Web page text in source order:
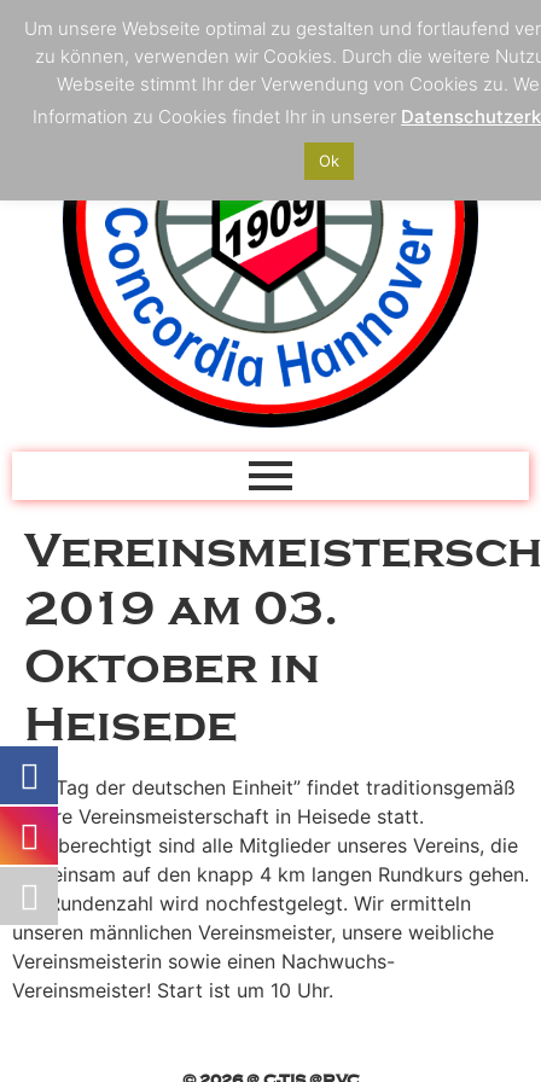
2019 am 03.
Oktober in
Heisede
Am “Tag der deutschen Einheit” findet traditionsgemäß
unsere Vereinsmeisterschaft in Heisede statt.
Startberechtigt sind alle Mitglieder unseres Vereins, die
gemeinsam auf den knapp 4 km langen Rundkurs gehen.
Die Rundenzahl wird nochfestgelegt. Wir ermitteln
unseren männlichen Vereinsmeister, unsere weibliche
Vereinsmeisterin sowie einen Nachwuchs-
Vereinsmeister! Start ist um 10 Uhr.
Um unsere Webseite optimal zu gestalten und fortlaufend
zu können, verwenden wir Cookies. Durch die weitere
Webseite stimmt Ihr der Verwendung von Cookies zu.
Information zu Cookies findet Ihr in unserer
Ok